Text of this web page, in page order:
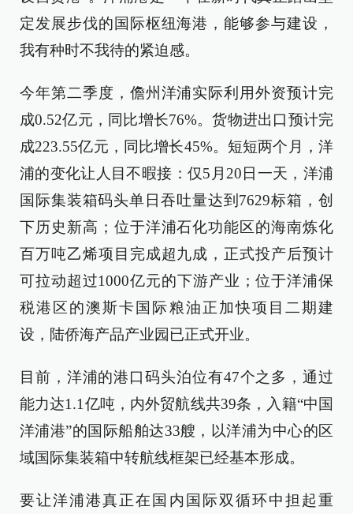
定发展步伐的国际枢纽海港，能够参与建设，
我有种时不我待的紧迫感。
今年第二季度，儋州洋浦实际利用外资预计完
成0.52亿元，同比增长76%。货物进出口预计完
成223.55亿元，同比增长45%。短短两个月，洋
浦的变化让人目不暇接：仅5月20日一天，洋浦
国际集装箱码头单日吞吐量达到7629标箱，创
下历史新高；位于洋浦石化功能区的海南炼化
百万吨乙烯项目完成超九成，正式投产后预计
可拉动超过1000亿元的下游产业；位于洋浦保
税港区的澳斯卡国际粮油正加快项目二期建
设，陆侨海产品产业园已正式开业。
目前，洋浦的港口码头泊位有47个之多，通过
能力达1.1亿吨，内外贸航线共39条，入籍“中国
洋浦港”的国际船舶达33艘，以洋浦为中心的区
域国际集装箱中转航线框架已经基本形成。
要让洋浦港真正在国内国际双循环中担起重